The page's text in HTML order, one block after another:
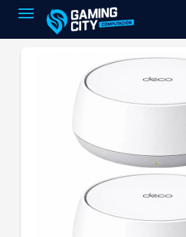
Toggle navigation